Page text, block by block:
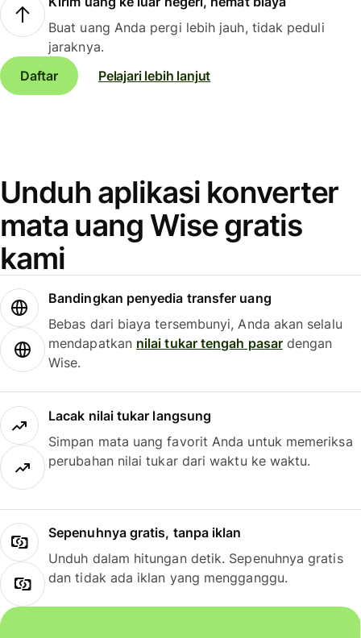
Buat uang Anda pergi lebih jauh, tidak peduli
jaraknya.
Daftar
Pelajari lebih lanjut
Unduh aplikasi konverter
mata uang Wise gratis
kami
Bandingkan penyedia transfer uang
Bebas dari biaya tersembunyi, Anda akan selalu
mendapatkan nilai tukar tengah pasardengan
Wise.
Lacak nilai tukar langsung
Simpan mata uang favorit Anda untuk memeriksa
perubahan nilai tukar dari waktu ke waktu.
Sepenuhnya gratis, tanpa iklan
Unduh dalam hitungan detik. Sepenuhnya gratis
dan tidak ada iklan yang mengganggu.